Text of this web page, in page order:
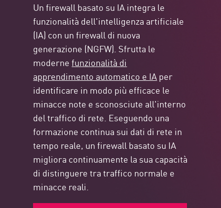
Un firewall basato su IA integra le
funzionalità dell'intelligenza artificiale
(IA) con un firewall di nuova
generazione (NGFW). Sfrutta le
modernefunzionalità di
apprendimento automatico e IAper
identificare in modo più efficace le
minacce note e sconosciute all'interno
del traffico di rete. Eseguendo una
formazione continua sui dati di rete in
tempo reale, un firewall basato su IA
migliora continuamente la sua capacità
di distinguere tra traffico normale e
minacce reali.